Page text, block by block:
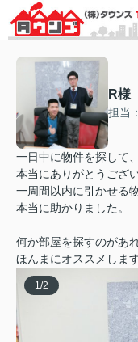
R様
担当：
一日中に物件を探して
本当にありがとうござ
一周間以内に引かせる
本当に助かりました。
何か部屋を探すのがあれ
ほんまにオススメしま
1/2